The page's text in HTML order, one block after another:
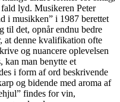
lyd. Musikeren Peter
i musikken” i 1987 berettet
til det, opnår endnu bedre
at denne kvalifikation ofte
og nuancere oplevelsen
kan man benytte et
i form af ord beskrivende
og bidende med aroma af
findes for vin,